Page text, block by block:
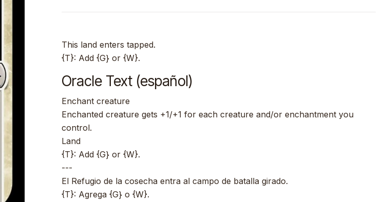
This land enters tapped.
{T}: Add {G} or {W}.
Oracle Text (español)
Enchant creature
Enchanted creature gets +1/+1 for each creature and/or enchantment you
control.
Land
{T}: Add {G} or {W}.
---
El Refugio de la cosecha entra al campo de batalla girado.
{T}: Agrega {G} o {W}.